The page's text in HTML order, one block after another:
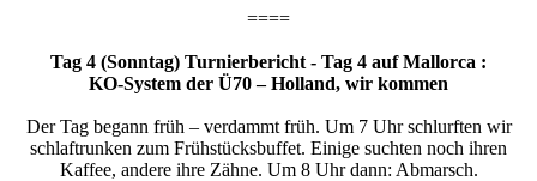
====
Tag 4 (Sonntag) Turnierbericht - Tag 4 auf Mallorca :
KO-System der Ü70 – Holland, wir kommen
Der Tag begann früh – verdammt früh. Um 7 Uhr schlurften wir
schlaftrunken zum Frühstücksbuffet. Einige suchten noch ihren
Kaffee, andere ihre Zähne. Um 8 Uhr dann: Abmarsch.